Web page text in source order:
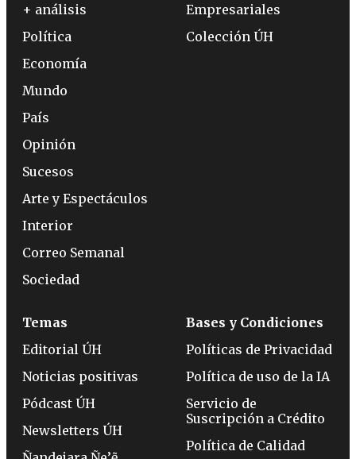
+ análisis
Política
Economía
Mundo
País
Opinión
Sucesos
Arte y Espectáculos
Interior
Correo Semanal
Sociedad
Empresariales
Colección ÚH
Temas
Editorial ÚH
Noticias positivas
Pódcast ÚH
Newsletters ÚH
Bases y Condiciones
Políticas de Privacidad
Política de uso de la IA
Servicio de
Suscripción a Crédito
Política de Calidad